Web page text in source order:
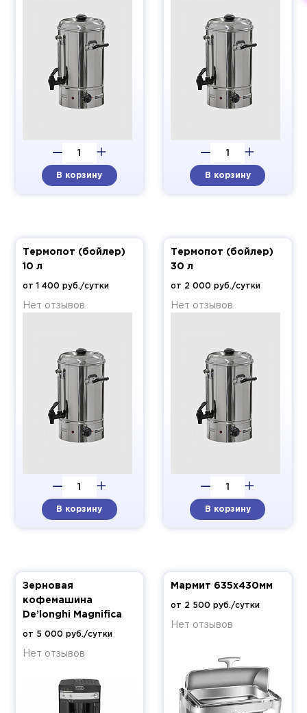
В корзину В корзину
Термопот (бойлер)
10 л
от 1 400 руб./сутки
Нет отзывов
В корзину
Термопот (бойлер)
30 л
от 2 000 руб./сутки
Нет отзывов
В корзину
Зерновая
кофемашина
De’longhi Magnifica
от 5 000 руб./сутки
Нет отзывов
Мармит 635х430мм
от 2 500 руб./сутки
Нет отзывов